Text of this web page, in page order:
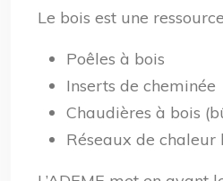
Le bois est une
Poêles à bois
Inserts de cheminée
Chaudières à bois
Réseaux de chaleur